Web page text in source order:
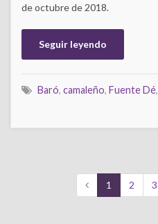
de octubre de 2018.
Seguir leyendo
Baró, camaleño, Fuente Dé,
1 2 3